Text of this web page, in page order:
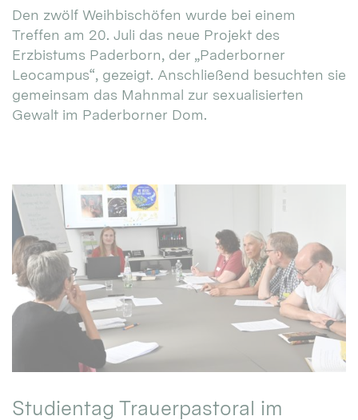
Den zwölf Weihbischöfen wurde bei einem
Treffen am 20. Juli das neue Projekt des
Erzbistums Paderborn, der „Paderborner
Leocampus“, gezeigt. Anschließend besuchten sie
gemeinsam das Mahnmal zur sexualisierten
Gewalt im Paderborner Dom.
Studientag Trauerpastoral im